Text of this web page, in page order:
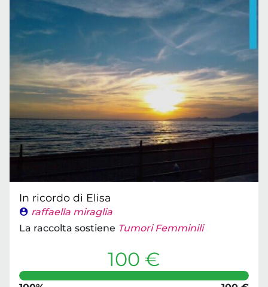
In ricordo di Elisa
raffaella miraglia
La raccolta sostiene Tumori Femminili
100 €